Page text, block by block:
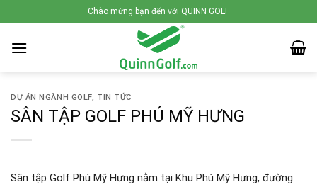
to
content
Chào mừng bạn đến với QUINN GOLF
DỰ ÁN NGÀNH GOLF, TIN TỨC
SÂN TẬP GOLF PHÚ MỸ HƯNG
Sân tập Golf Phú Mỹ Hưng nằm tại Khu Phú Mỹ Hưng, đường